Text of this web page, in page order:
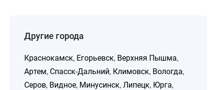
Другие города
Краснокамск, Егорьевск, Верхняя Пышма,
Артем, Спасск-Дальний, Климовск, Вологда,
Серов, Видное, Минусинск, Липецк, Юрга,